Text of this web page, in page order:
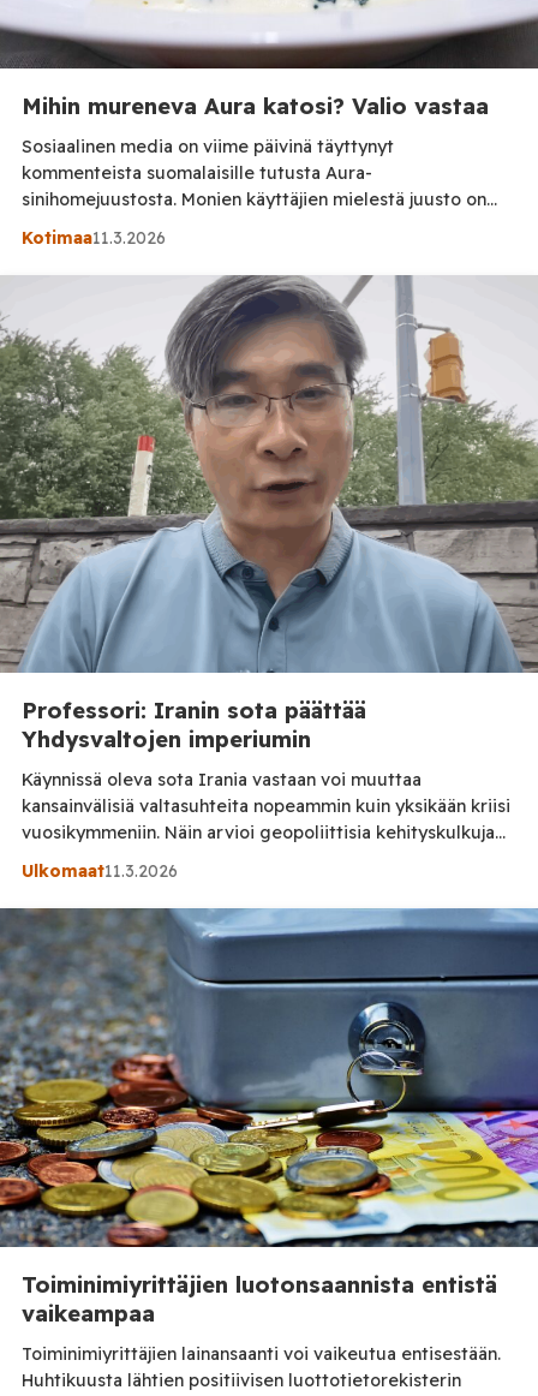
Mihin mureneva Aura katosi? Valio vastaa
Sosiaalinen media on viime päivinä täyttynyt
kommenteista suomalaisille tutusta Aura-
sinihomejuustosta. Monien käyttäjien mielestä juusto on
muuttunut. Ennen mureneva ja helposti lohkeava juusto
Käyttäjät ovat pohtineet, onko juuston reseptiä muutettu
tai onko raaka-aineissa tapahtunut muutoksia. Syyksi on
arvioitu niin lehmille syötetyn Bovaer-rehulisäaineen
käyttöä kuin tuotteiden laadun, koostumuksen ja maun
yleistä […]
Kotimaa11.3.2026
Professori: Iranin sota päättää
Yhdysvaltojen imperiumin
Käynnissä oleva sota Irania vastaan voi muuttaa
kansainvälisiä valtasuhteita nopeammin kuin yksikään kriisi
vuosikymmeniin. Näin arvioi geopoliittisia kehityskulkuja
historiallisten mallien ja peliteorian avulla tutkiva
podcastissa vieraillun Jiangin mukaan konfliktin merkitys
ei rajoitu pelkästään Lähi-itään, vaan se voi kiihdyttää
maailman siirtymistä pois Yhdysvaltojen johtamasta
järjestelmästä. Jiang näkee sodan suurimman ongelman
[…]
Ulkomaat11.3.2026
Toiminimiyrittäjien luotonsaannista entistä
vaikeampaa
Toiminimiyrittäjien lainansaanti voi vaikeutua entisestään.
Huhtikuusta lähtien positiivisen luottotietorekisterin